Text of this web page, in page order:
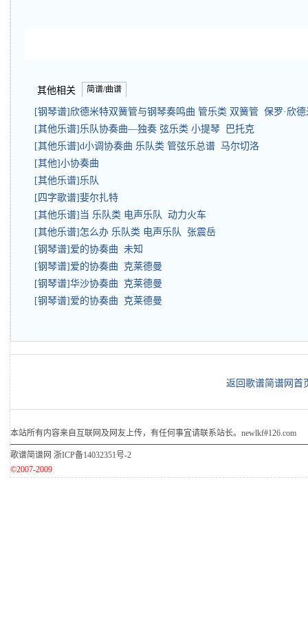
其他相关 简谱/曲谱
[钢琴谱]欣德米特双簧管与钢琴奏鸣曲 管乐类 双簧管 保罗·欣德
[其他乐谱]乐队协奏曲—独奏 弦乐类 小提琴 巴托克
[其他乐谱]d小调协奏曲 乐队类 管弦乐总谱 马尔切洛
[其他]小协奏曲
[其他乐谱]乐队
[四字歌谱]婓尔扎特
[其他乐谱]当 乐队类 电声乐队 动力火车
[其他乐谱]怎么办 乐队类 电声乐队 张震岳
[钢琴谱]爱的协奏曲 未知
[钢琴谱]爱的协奏曲 克莱德曼
[钢琴谱]华沙协奏曲 克莱德曼
[钢琴谱]爱的协奏曲 克莱德曼
返回歌谱简谱网首
本站所有内容来自互联网及网友上传，有任何事宜请联系站长。newlkf#126.com
歌谱简谱网 浙ICP备14032351号-2
©2007-2009